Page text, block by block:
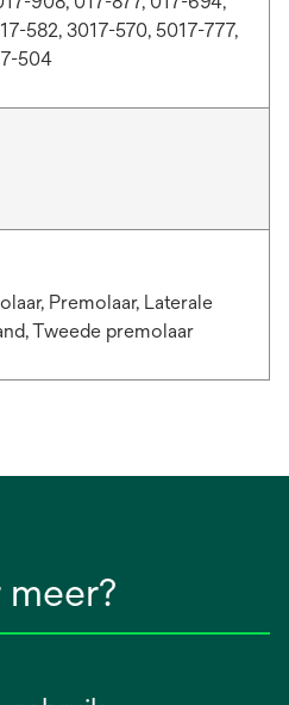
582, 3017-570, 5017-777,
504
Premolaar, Laterale
Tweede premolaar